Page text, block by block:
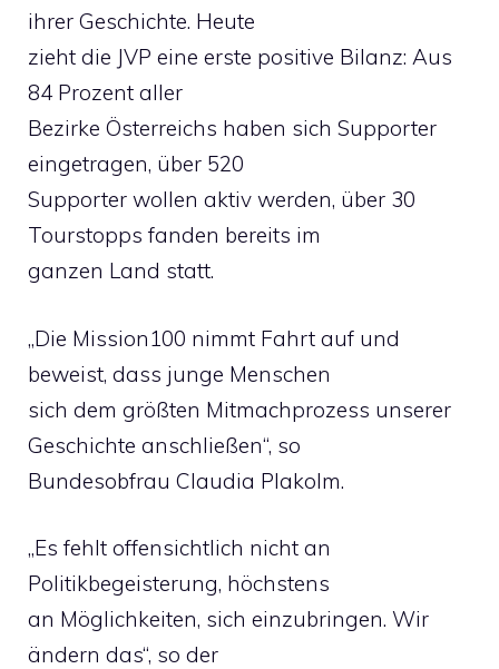
ihrer Geschichte. Heute
zieht die JVP eine erste positive Bilanz: Aus
84 Prozent aller
Bezirke Österreichs haben sich Supporter
eingetragen, über 520
Supporter wollen aktiv werden, über 30
Tourstopps fanden bereits im
ganzen Land statt.
„Die Mission100 nimmt Fahrt auf und
beweist, dass junge Menschen
sich dem größten Mitmachprozess unserer
Geschichte anschließen“, so
Bundesobfrau Claudia Plakolm.
„Es fehlt offensichtlich nicht an
Politikbegeisterung, höchstens
an Möglichkeiten, sich einzubringen. Wir
ändern das“, so der